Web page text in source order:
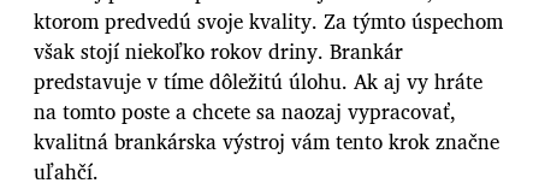
ktorom predvedú svoje kvality. Za týmto úspechom
však stojí niekoľko rokov driny. Brankár
predstavuje v tíme dôležitú úlohu. Ak aj vy hráte
na tomto poste a chcete sa naozaj vypracovať,
kvalitnábrankárska výstroj vám tento krok značne
uľahčí.